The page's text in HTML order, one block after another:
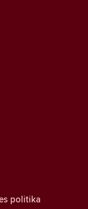
politika